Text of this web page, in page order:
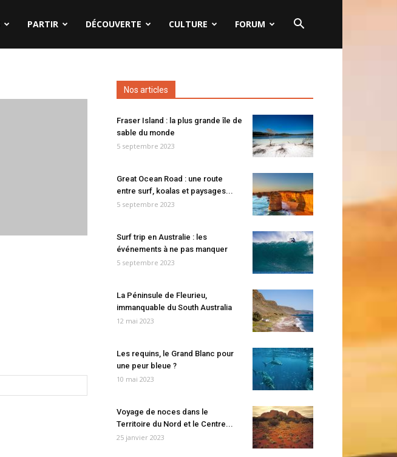
PARTIR DÉCOUVERTE CULTURE FORUM
Nos articles
Fraser Island : la plus grande île de
sable du monde
5 septembre 2023
Great Ocean Road : une route
entre surf, koalas et paysages...
5 septembre 2023
Surf trip en Australie : les
événements à ne pas manquer
5 septembre 2023
La Péninsule de Fleurieu,
immanquable du South Australia
12 mai 2023
Les requins, le Grand Blanc pour
une peur bleue ?
10 mai 2023
Voyage de noces dans le
Territoire du Nord et le Centre...
25 janvier 2023